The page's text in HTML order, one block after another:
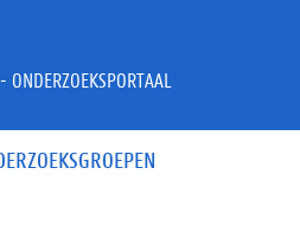
ONDERZOEKSPORTAAL